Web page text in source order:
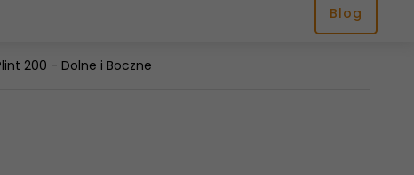
Blog
200 - Dolne i Boczne